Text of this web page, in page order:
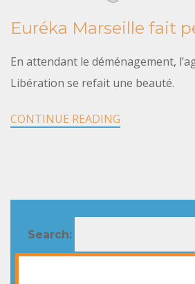
Euréka Marseille fait
En attendant le déménagement,
Libération se refait une beauté.
CONTINUE READING
Search: